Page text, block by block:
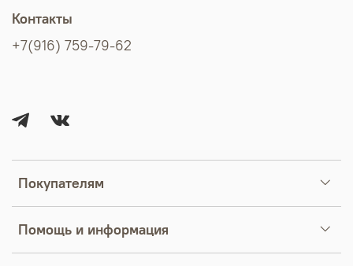
Покупателям
Помощь и информация
Контакты
+7(916) 759-79-62